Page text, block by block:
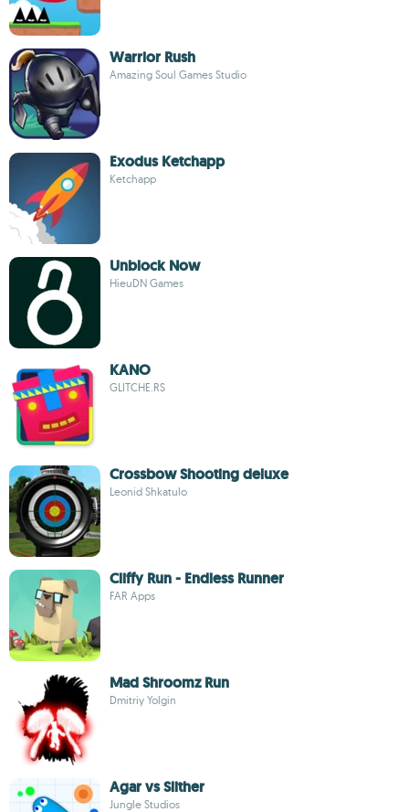
Warrior Rush
Amazing Soul Games Studio
Exodus Ketchapp
Ketchapp
Unblock Now
HieuDN Games
KANO
GLITCHE.RS
Crossbow Shooting deluxe
Leonid Shkatulo
Cliffy Run - Endless Runner
FAR Apps
Mad Shroomz Run
Dmitriy Yolgin
Agar vs Slither
Jungle Studios